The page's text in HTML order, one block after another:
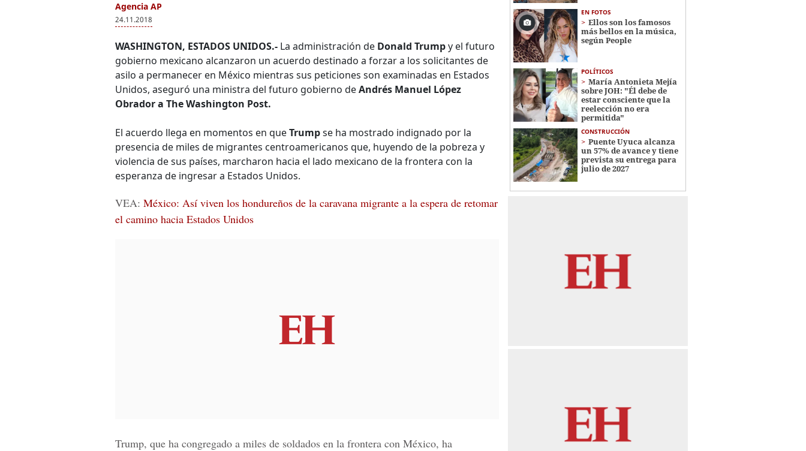
Agencia AP
24.11.2018
WASHINGTON, ESTADOS UNIDOS.- La administración de Donald Trumpy el futuro
gobierno mexicano alcanzaron un acuerdo destinado a forzar a los solicitantes de
asilo a permanecer en México mientras sus peticiones son examinadas en Estados
Unidos, aseguró una ministra del futuro gobierno deAndrés Manuel López
Obrador a The Washington Post.
El acuerdo llega en momentos en queTrumpse ha mostrado indignado por la
presencia de miles de migrantes centroamericanos que, huyendo de la pobreza y
violencia de sus países, marcharon hacia el lado mexicano de la frontera con la
esperanza de ingresar a Estados Unidos.
VEA: México: Así viven los hondureños de la caravana migrante a la espera de retomar
el camino hacia Estados Unidos
Trump, que ha congregado a miles de soldados en la frontera con México, ha
EN FOTOS
Ellos son los famosos
más bellos en la música,
según People
POLÍTICOS
María Antonieta Mejía
sobre JOH: "Él debe de
estar consciente que la
reelección no era
permitida"
CONSTRUCCIÓN
Puente Uyuca alcanza
un 57% de avance y tiene
prevista su entrega para
julio de 2027